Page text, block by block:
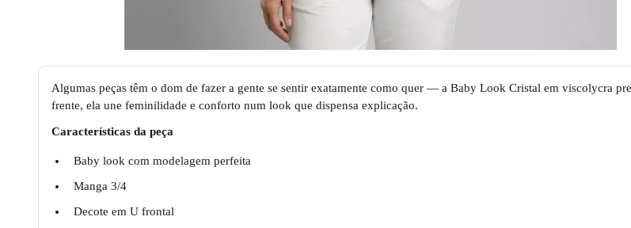
Algumas peças têm o dom de fazer a gente se sentir exatamente como quer — a Baby Look Cristal em viscolycra
frente, ela une feminilidade e conforto num look que dispensa explicação.
Características da peça
Baby look com modelagem perfeita
Manga 3/4
Decote em U frontal